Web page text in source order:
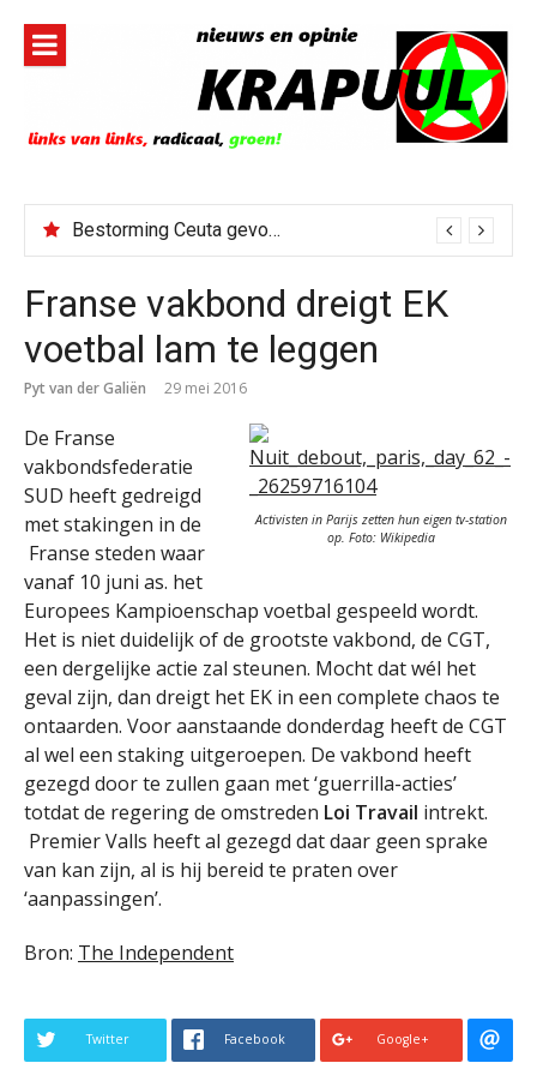
inhoud
Bestorming Ceuta gevolg van op sociale media verspreide hoax?
Franse vakbond dreigt EK
voetbal lam te leggen
Pyt van der Galiën 29 mei 2016
Activisten in Parijs zetten hun eigen tv-station
op. Foto: Wikipedia
De Franse
vakbondsfederatie
SUD heeft gedreigd
met stakingen in de
Franse steden waar
vanaf 10 juni as. het
Europees Kampioenschap voetbal gespeeld wordt.
Het is niet duidelijk of de grootste vakbond, de CGT,
een dergelijke actie zal steunen. Mocht dat wél het
geval zijn, dan dreigt het EK in een complete chaos te
ontaarden. Voor aanstaande donderdag heeft de CGT
al wel een staking uitgeroepen. De vakbond heeft
gezegd door te zullen gaan met ‘guerrilla-acties’
totdat de regering de omstreden Loi Travail intrekt.
Premier Valls heeft al gezegd dat daar geen sprake
van kan zijn, al is hij bereid te praten over
‘aanpassingen’.
Bron: The Independent
Twitter Facebook Google+